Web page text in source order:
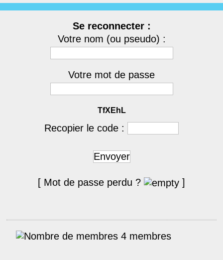
Se reconnecter :
Votre nom (ou pseudo) :
Votre mot de passe
TfXEhL
Recopier le code :
Envoyer
[ Mot de passe perdu ? ]
4 membres